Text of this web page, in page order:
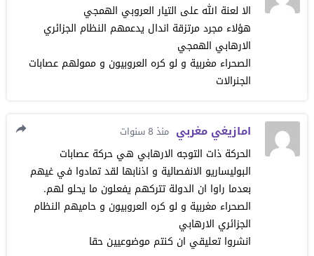
الا لعنة الله على التيار العروبي الهمجي
هؤلاء مجرد مرتزقة اندال يدعمهم النظام الجزائري
الارهابي الهمجي
الصحراء مغربية و لو كره العروبيون و ممولهم عصابات
الجنرالات
امازيغي مغربي منذ 8 سنوات
الحركة ذات التوجه الارهابي هي حركة عصابات
البوليساريو الانفصالية و اذنابها لقد تمادوا في غيهم
بعدما راوا ان الدولة تتركهم يفعلون ما يحلو لهم.
الصحراء مغربية و لو كره العروبيون و حاميهم النظام
الجزائري الارهابي
انشروا تعليقي ان كنتم موضوعيين حقا